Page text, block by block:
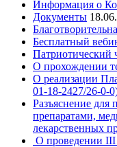
Информация о
Документы
Бесплатный
Патриотический
О прохождении
О реализации
01-18-2427/26-0-
Разъяснение для
препаратами,
лекарственных
О проведении III